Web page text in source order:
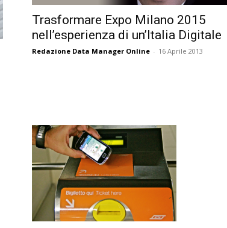
Trasformare Expo Milano 2015
nell’esperienza di un’Italia Digitale
Redazione Data Manager Online - 16 Aprile 2013